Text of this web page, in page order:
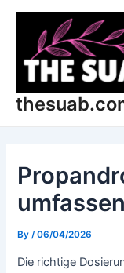
Skip
content
By/06/04/2026
Die richtige
Post
navigation